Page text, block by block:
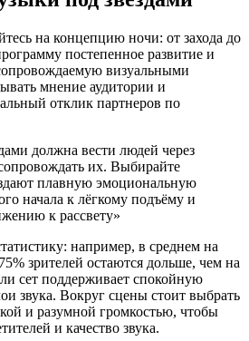
на концепцию ночи: от захода до
постепенное развитие и
визуальными
мнение аудитории и
отклик партнеров по
должна вести людей через
их. Выбирайте
плавную эмоциональную
начала к лёгкому подъёму и
к рассвету»
например, в среднем на
зрителей остаются дольше, чем на
сет поддерживает спокойную
звука. Вокруг сцены стоит выбрать
и разумной громкостью, чтобы
и качество звука.